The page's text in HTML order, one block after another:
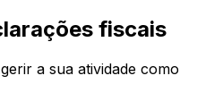
fiscais
a sua atividade como